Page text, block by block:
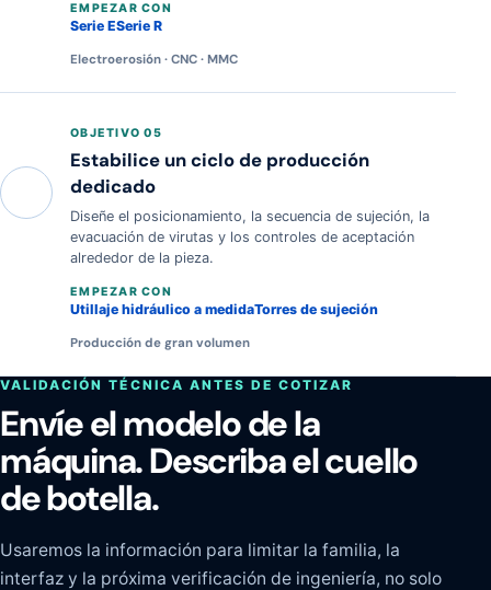
EMPEZAR CON
Serie ESerie R
Electroerosión · CNC · MMC
OBJETIVO 05
Estabilice un ciclo de producción
dedicado
Diseñe el posicionamiento, la secuencia de sujeción, la
evacuación de virutas y los controles de aceptación
alrededor de la pieza.
EMPEZAR CON
Utillaje hidráulico a medidaTorres de sujeción
Producción de gran volumen
VALIDACIÓN TÉCNICA ANTES DE COTIZAR
Envíe el modelo de la
máquina. Describa el cuello
de botella.
Usaremos la información para limitar la familia, la
interfaz y la próxima verificación de ingeniería, no solo